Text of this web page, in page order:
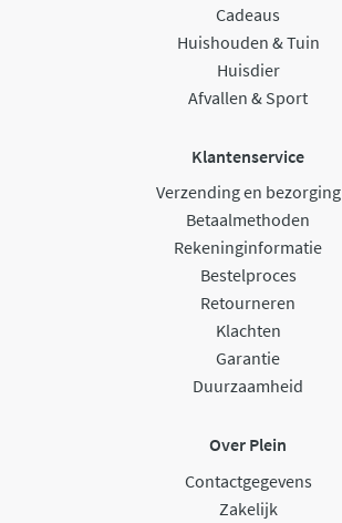
Cadeaus
Huishouden & Tuin
Huisdier
Afvallen & Sport
Klantenservice
Verzending en bezorging
Betaalmethoden
Rekeninginformatie
Bestelproces
Retourneren
Klachten
Garantie
Duurzaamheid
Over Plein
Contactgegevens
Zakelijk